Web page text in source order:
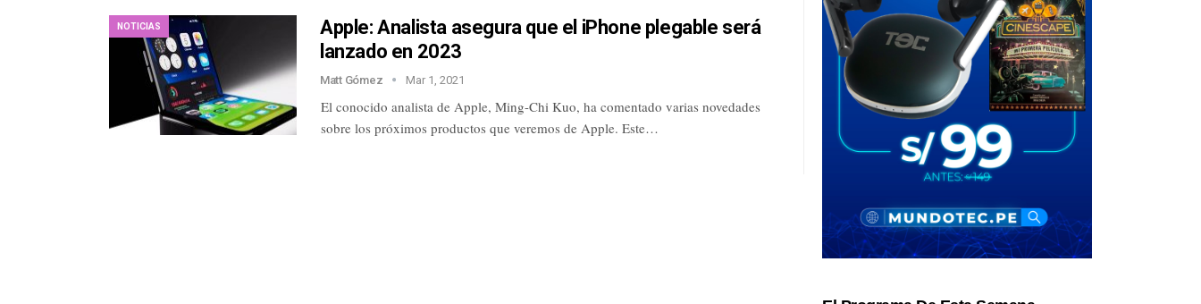
NOTICIAS
Apple: Analista asegura que el iPhone plegable será
lanzado en 2023
Matt Gómez Mar 1, 2021
El conocido analista de Apple, Ming-Chi Kuo, ha comentado varias novedades
sobre los próximos productos que veremos de Apple. Este…